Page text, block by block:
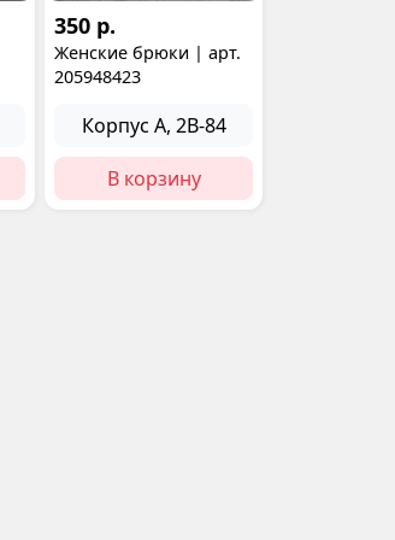
350 р.
Женские брюки | арт.
205948423
Корпус А, 2В-84
В корзину